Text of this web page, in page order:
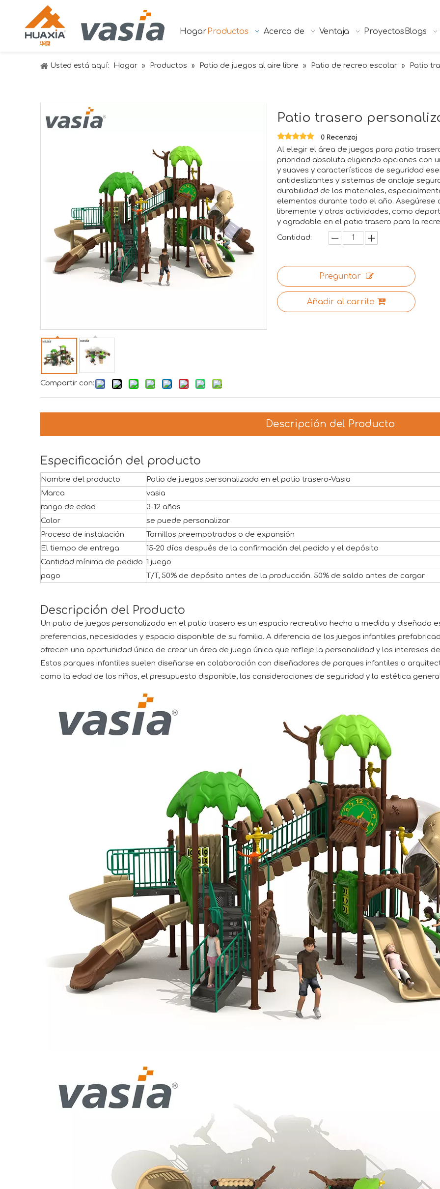
Hogar Productos Acerca de Ventaja Proyectos Blogs
Usted está aquí: Hogar » Productos » Patio de juegos al aire libre » Patio de recreo escolar » Patio
Compartir con:
Patio trasero
0 Recenzoj
Al elegir el área de juegos para patio
prioridad absoluta eligiendo opciones con
y suaves y características de seguridad
antideslizantes y sistemas de anclaje
durabilidad de los materiales,
elementos durante todo el año.
libremente y otras actividades, como
y agradable en el patio trasero para la
Cantidad:
Preguntar
Añadir al carrito
Descripción del Producto
Especificación del producto
Nombre del producto
Patio de juegos personalizado en el patio trasero-Vasia
Marca
vasia
rango de edad
3-12 años
Color
se puede personalizar
Proceso de instalación
Tornillos preempotrados o de expansión
El tiempo de entrega
15-20 días después de la confirmación del pedido y el depósito
Cantidad mínima de pedido 1 juego
pago
T/T, 50% de depósito antes de la producción. 50% de saldo antes de cargar
Descripción del Producto
Un patio de juegos personalizado en el patio trasero es un espacio recreativo hecho a medida y diseñado
preferencias, necesidades y espacio disponible de su familia. A diferencia de los juegos infantiles
ofrecen una oportunidad única de crear un área de juego única que refleje la personalidad y los intereses
Estos parques infantiles suelen diseñarse en colaboración con diseñadores de parques infantiles o
como la edad de los niños, el presupuesto disponible, las consideraciones de seguridad y la estética